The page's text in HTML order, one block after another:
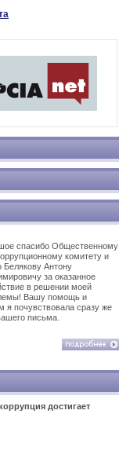
спасибо Общественному
комитету и
Белякову Антону
за оказанное
в решении моей
Вашу помощь и
я почувствовала сразу же
письма.
достигает